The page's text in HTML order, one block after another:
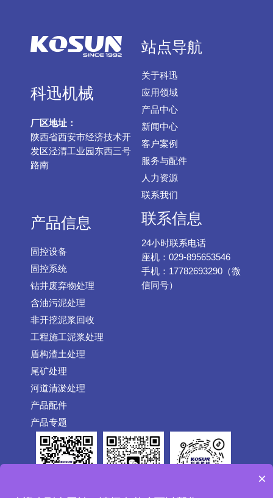
科迅机械
厂区地址：
陕西省西安市经济技术开
发区泾渭工业园东西三号
路南
站点导航
关于科迅
应用领域
产品中心
新闻中心
客户案例
服务与配件
人力资源
联系我们
产品信息
固控设备
固控系统
钻井废弃物处理
含油污泥处理
非开挖泥浆回收
工程施工泥浆处理
盾构渣土处理
尾矿处理
河道清淤处理
产品配件
产品专题
联系信息
24小时联系电话
座机：029-895653546
手机：17782693290（微
信同号）
×